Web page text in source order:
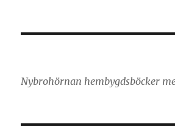
Nybrohörnan hembygdsböcker